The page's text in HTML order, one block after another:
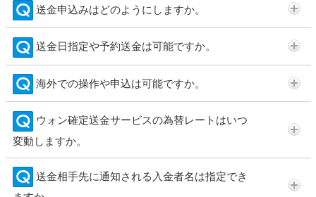
送金申込みはどのようにしますか。
送金日指定や予約送金は可能ですか。
海外での操作や申込は可能ですか。
ウォン確定送金サービスの為替レートはいつ
変動しますか。
送金相手先に通知される入金者名は指定でき